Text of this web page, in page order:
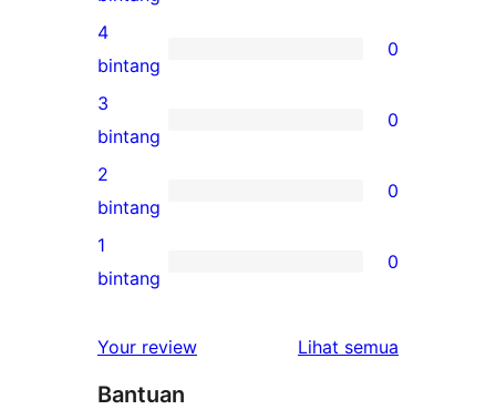
ulasan
5-
bintang
0
ulasan
4-
bintang
4
bintang
0
0
ulasan
3-
bintang
3
bintang
0
0
ulasan
2-
2
bintang
0
0
1-
1
bintang
0
Your review Lihat semua
Bantuan